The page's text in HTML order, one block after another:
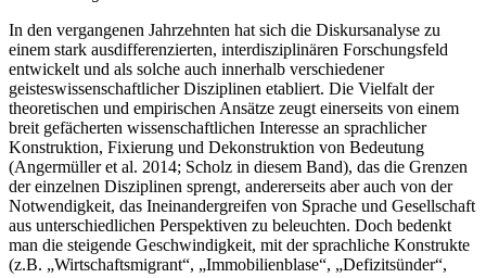
In den vergangenen Jahrzehnten hat sich die Diskursanalyse zu
einem stark ausdifferenzierten, interdisziplinären Forschungsfeld
entwickelt und als solche auch innerhalb verschiedener
geisteswissenschaftlicher Disziplinen etabliert. Die Vielfalt der
theoretischen und empirischen Ansätze zeugt einerseits von einem
breit gefächerten wissenschaftlichen Interesse an sprachlicher
Konstruktion, Fixierung und Dekonstruktion von Bedeutung
(Angermüller et al. 2014; Scholz in diesem Band), das die Grenzen
der einzelnen Disziplinen sprengt, andererseits aber auch von der
Notwendigkeit, das Ineinandergreifen von Sprache und Gesellschaft
aus unterschiedlichen Perspektiven zu beleuchten. Doch bedenkt
man die steigende Geschwindigkeit, mit der sprachliche Konstrukte
(z.B. „Wirtschaftsmigrant“, „Immobilienblase“, „Defizitsünder“,